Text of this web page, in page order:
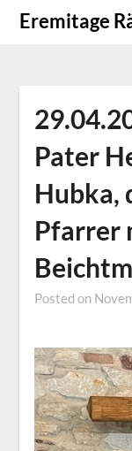
SkipEremitage
Pater
Hubka,
Pfarrer
Posted on